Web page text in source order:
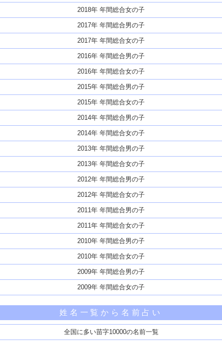
2018年 年間総合女の子
2017年 年間総合男の子
2017年 年間総合女の子
2016年 年間総合男の子
2016年 年間総合女の子
2015年 年間総合男の子
2015年 年間総合女の子
2014年 年間総合男の子
2014年 年間総合女の子
2013年 年間総合男の子
2013年 年間総合女の子
2012年 年間総合男の子
2012年 年間総合女の子
2011年 年間総合男の子
2011年 年間総合女の子
2010年 年間総合男の子
2010年 年間総合女の子
2009年 年間総合男の子
2009年 年間総合女の子
姓名一覧から名前占い
全国に多い苗字10000の名前一覧